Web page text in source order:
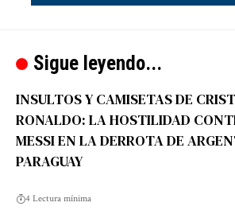
Sigue leyendo...
INSULTOS Y CAMISETAS DE
RONALDO: LA HOSTILIDAD
MESSI EN LA DERROTA DE
PARAGUAY
4 Lectura mínima